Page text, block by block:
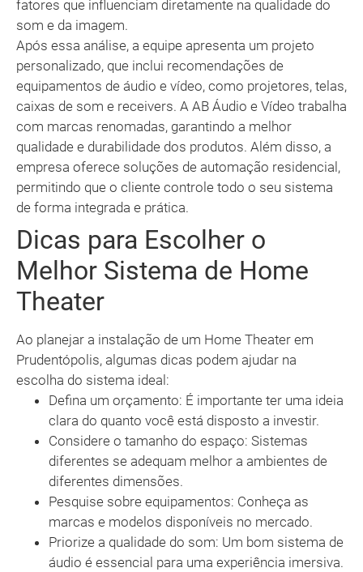
fatores que influenciam diretamente na qualidade do
som e da imagem.
Após essa análise, a equipe apresenta um projeto
personalizado, que inclui recomendações de
equipamentos de áudio e vídeo, como projetores, telas,
caixas de som e receivers. A AB Áudio e Vídeo trabalha
com marcas renomadas, garantindo a melhor
qualidade e durabilidade dos produtos. Além disso, a
empresa oferece soluções de automação residencial,
permitindo que o cliente controle todo o seu sistema
de forma integrada e prática.
Dicas para Escolher o
Melhor Sistema de Home
Theater
Ao planejar a instalação de um Home Theater em
Prudentópolis, algumas dicas podem ajudar na
escolha do sistema ideal:
Defina um orçamento: É importante ter uma ideia
clara do quanto você está disposto a investir.
Considere o tamanho do espaço: Sistemas
diferentes se adequam melhor a ambientes de
diferentes dimensões.
Pesquise sobre equipamentos: Conheça as
marcas e modelos disponíveis no mercado.
Priorize a qualidade do som: Um bom sistema de
áudio é essencial para uma experiência imersiva.